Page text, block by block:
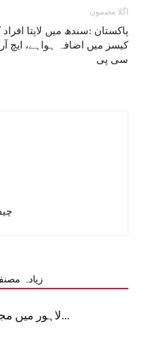
اگلا مضمون
پاکستان :سندھ میں لاپتا
کیسز میں اضافہ ہواہے، ایچ آر
سی پی
زیادہ
لاہور میں مجوزہ احتجاجی م...